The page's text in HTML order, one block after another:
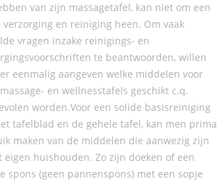
van zijn massagetafel, kan niet om een
verzorging en reiniging heen. Om vaak
vragen inzake reinigings- en
te beantwoorden, willen
eenmalig aangeven welke middelen voor
en wellnesstafels geschikt c.q.
worden.Voor een solide basisreiniging
tafelblad en de gehele tafel, kan men prima
maken van de middelen die aanwezig zijn
eigen huishouden. Zo zijn doeken of een
spons (geen pannenspons) met een sopje